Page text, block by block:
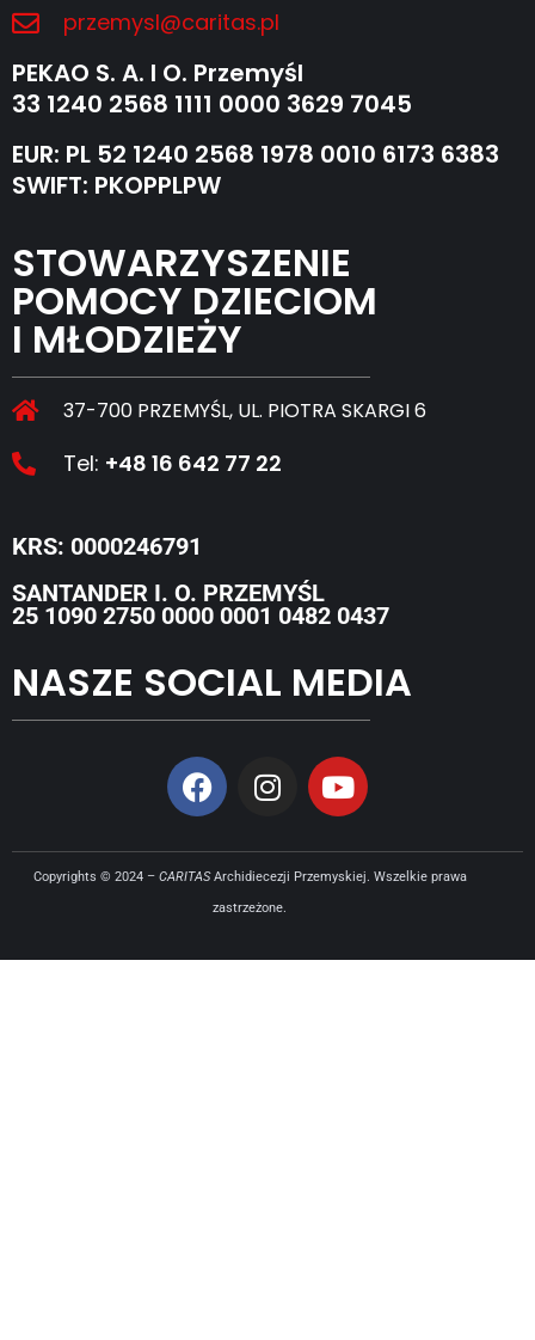
przemysl@caritas.pl
PEKAO S. A. I O. Przemyśl
33 1240 2568 1111 0000 3629 7045
EUR: PL 52 1240 2568 1978 0010 6173 6383
SWIFT: PKOPPLPW
STOWARZYSZENIE
POMOCY DZIECIOM
I MŁODZIEŻY
37-700 PRZEMYŚL, UL. PIOTRA SKARGI 6
Tel: +48 16 642 77 22
KRS: 0000246791
SANTANDER I. O. PRZEMYŚL
25 1090 2750 0000 0001 0482 0437
NASZE SOCIAL MEDIA
Copyrights © 2024 – CARITASArchidiecezji Przemyskiej. Wszelkie prawa
zastrzeżone.